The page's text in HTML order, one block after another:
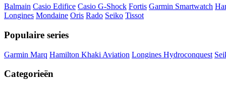
Balmain Casio Edifice Casio G-Shock Fortis Garmin Smartwatch
Longines Mondaine Oris Rado Seiko Tissot
Populaire series
Garmin Marq Hamilton Khaki Aviation Longines Hydroconquest
Categorieën